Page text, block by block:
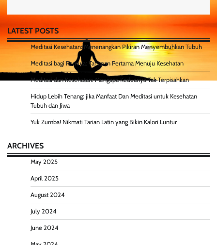
LATEST POSTS
Meditasi Kesehatan: Menenangkan Pikiran Menyembuhkan Tubuh
Meditasi bagi Pemula: Tahapan Pertama Menuju Kesehatan
Meditasi dan Kesehatan: Mengapa Keduanya Tak Terpisahkan
Hidup Lebih Tenang: jika Manfaat Dan Meditasi untuk Kesehatan
Tubuh dan Jiwa
Yuk Zumba! Nikmati Tarian Latin yang Bikin Kalori Luntur
ARCHIVES
May 2025
April 2025
August 2024
July 2024
June 2024